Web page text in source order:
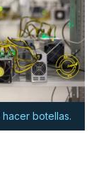
botellas.